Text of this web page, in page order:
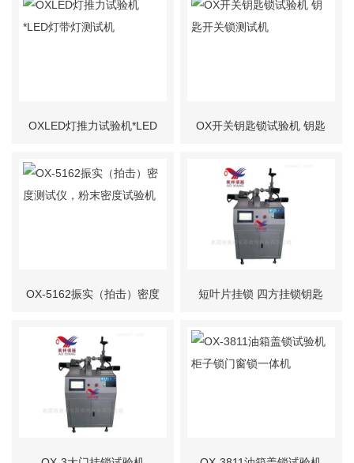
OXLED灯推力试验机*LED OX开关钥匙锁试验机 钥匙
OX-5162振实（拍击）密度 短叶片挂锁 四方挂锁钥匙